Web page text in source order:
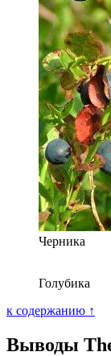
Черника
Голубика
к содержанию ↑
Выводы